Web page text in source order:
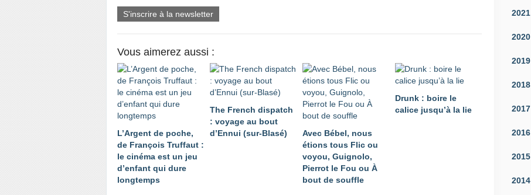
S'inscrire à la newsletter
Vous aimerez aussi :
L’Argent de poche,
de François Truffaut :
le cinéma est un jeu
d’enfant qui dure
longtemps
The French dispatch
: voyage au bout
d’Ennui (sur-Blasé)
Avec Bébel, nous
étions tous Flic ou
voyou, Guignolo,
Pierrot le Fou ou À
bout de souffle
Drunk : boire le
calice jusqu’à la lie
2021
2020
2019
2018
2017
2016
2015
2014